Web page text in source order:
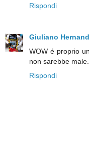
Rispondi
Giuliano
WOW é proprio
non sarebbe
Rispondi